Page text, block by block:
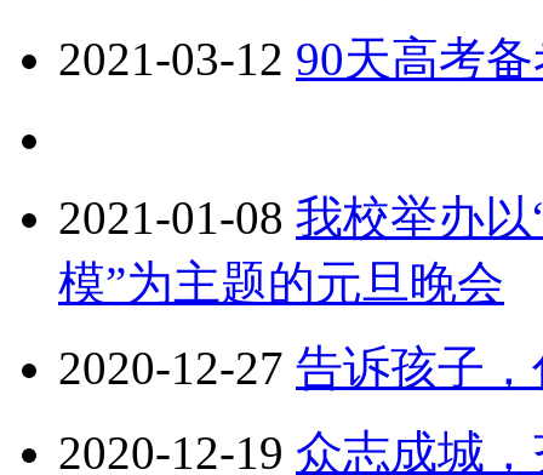
2021-03-12 90天高考
2021-01-08 我校举办
模”为主题的元旦晚会
2020-12-27 告诉孩子
2020-12-19 众志成城